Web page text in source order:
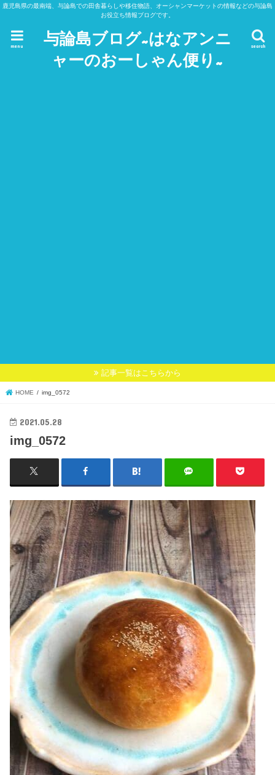
鹿児島県の最南端、与論島での田舎暮らしや移住物語、オーシャンマーケットの情報などの与論島
お役立ち情報ブログです。
与論島ブログ~はなアンニ
ャーのおーしゃん便り~
search
menu
記事一覧はこちらから
HOME img_0572
2021.05.28
img_0572